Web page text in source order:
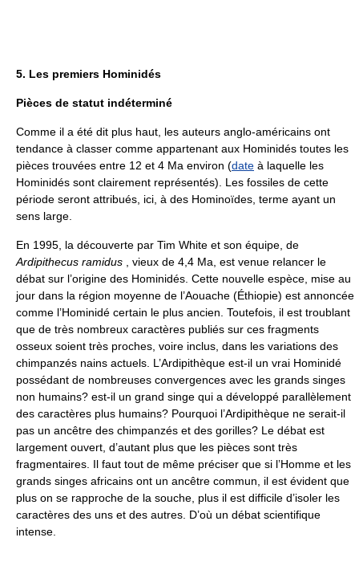
5. Les premiers Hominidés
Pièces de statut indéterminé
Comme il a été dit plus haut, les auteurs anglo-américains ont
tendance à classer comme appartenant aux Hominidés toutes les
pièces trouvées entre 12 et 4 Ma environ (date à laquelle les
Hominidés sont clairement représentés). Les fossiles de cette
période seront attribués, ici, à des Hominoïdes, terme ayant un
sens large.
En 1995, la découverte par Tim White et son équipe, de
Ardipithecus ramidus , vieux de 4,4 Ma, est venue relancer le
débat sur l’origine des Hominidés. Cette nouvelle espèce, mise au
jour dans la région moyenne de l’Aouache (Éthiopie) est annoncée
comme l’Hominidé certain le plus ancien. Toutefois, il est troublant
que de très nombreux caractères publiés sur ces fragments
osseux soient très proches, voire inclus, dans les variations des
chimpanzés nains actuels. L’Ardipithèque est-il un vrai Hominidé
possédant de nombreuses convergences avec les grands singes
non humains? est-il un grand singe qui a développé parallèlement
des caractères plus humains? Pourquoi l’Ardipithèque ne serait-il
pas un ancêtre des chimpanzés et des gorilles? Le débat est
largement ouvert, d’autant plus que les pièces sont très
fragmentaires. Il faut tout de même préciser que si l’Homme et les
grands singes africains ont un ancêtre commun, il est évident que
plus on se rapproche de la souche, plus il est difficile d’isoler les
caractères des uns et des autres. D’où un débat scientifique
intense.